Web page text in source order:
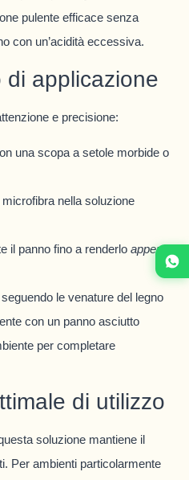
pulente efficace senza
con un’acidità eccessiva.
di applicazione
e precisione:
una scopa a setole morbide o
nella soluzione
il panno fino a renderlo appena
le venature del legno
con un panno asciutto
per completare
di utilizzo
soluzione mantiene il
Per ambienti particolarmente